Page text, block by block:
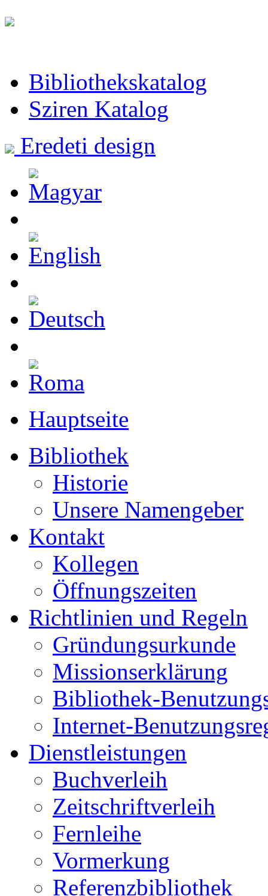
Bibliothekskatalog
Sziren Katalog
Eredeti design
Hauptseite
Bibliothek
Historie
Unsere Namengeber
Kontakt
Kollegen
Öffnungszeiten
Richtlinien und Regeln
Gründungsurkunde
Missionserklärung
Bibliothek-
Internet-
Dienstleistungen
Buchverleih
Zeitschriftverleih
Fernleihe
Vormerkung
Referenzbibliothek